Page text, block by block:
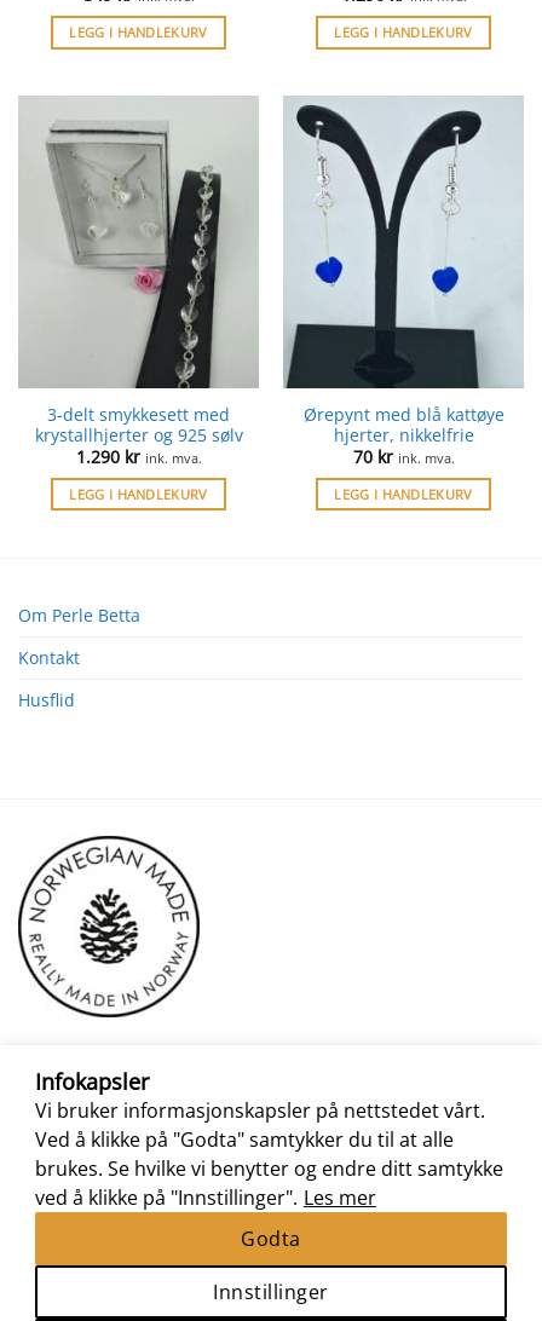
Infokapsler
Vi bruker informasjonskapsler på nettstedet vårt.
Ved å klikke på "Godta" samtykker du til at alle
brukes. Se hvilke vi benytter og endre ditt samtykke
ved å klikke på "Innstillinger". Les mer
Innstillinger
Godta
LEGG I HANDLEKURV
LEGG I HANDLEKURV
3-delt smykkesett med
krystallhjerter og 925 sølv
1.290 kr ink. mva.
LEGG I HANDLEKURV
Ørepynt med blå kattøye
hjerter, nikkelfrie
70 kr ink. mva.
LEGG I HANDLEKURV
Om Perle Betta
Kontakt
Husflid
Nettbutikk levert avNettrakett.no